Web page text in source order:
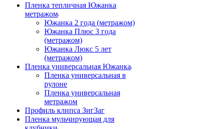
Пленка тепличная Южанка
метражом
Южанка 2 года (метражом)
Южанка Плюс 3 года
(метражом)
Южанка Люкс 5 лет
(метражом)
Пленка универсальная Южанка
Пленка универсальная в
рулоне
Пленка универсальная
метражом
Профиль клипса ЗигЗаг
Пленка мульчирующая для